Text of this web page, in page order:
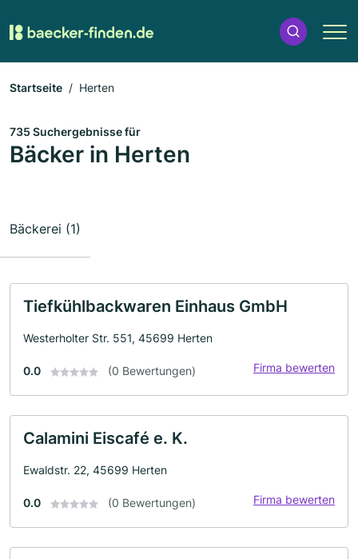
Startseite Herten
735 Suchergebnisse für
Bäcker in Herten
Bäckerei (1)
Tiefkühlbackwaren Einhaus GmbH
Westerholter Str. 551, 45699 Herten
0.0 (0 Bewertungen) Firma bewerten
Calamini Eiscafé e. K.
Ewaldstr. 22, 45699 Herten
0.0 (0 Bewertungen) Firma bewerten